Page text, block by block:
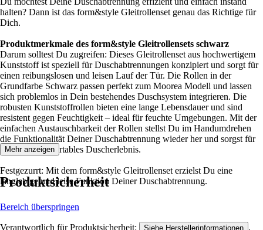
halten? Dann ist das form&style Gleitrollenset genau das Richtige für
Dich.
Produktmerkmale des form&style Gleitrollensets schwarz
Darum solltest Du zugreifen: Dieses Gleitrollenset aus hochwertigem
Kunststoff ist speziell für Duschabtrennungen konzipiert und sorgt für
einen reibungslosen und leisen Lauf der Tür. Die Rollen in der
Grundfarbe Schwarz passen perfekt zum Moorea Modell und lassen
sich problemlos in Dein bestehendes Duschsystem integrieren. Die
robusten Kunststoffrollen bieten eine lange Lebensdauer und sind
resistent gegen Feuchtigkeit – ideal für feuchte Umgebungen. Mit der
einfachen Austauschbarkeit der Rollen stellst Du im Handumdrehen
die Funktionalität Deiner Duschabtrennung wieder her und sorgst für
ein stetig komfortables Duscherlebnis.
Festgezurrt: Mit dem form&style Gleitrollenset erzielst Du eine
langlebige und leise Funktion Deiner Duschabtrennung.
Mehr anzeigen
Produktsicherheit
Bereich überspringen
Verantwortlich für Produktsicherheit: Siehe Herstellerinformationen .